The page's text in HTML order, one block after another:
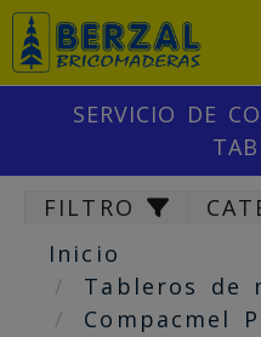
SERVICIO DE
FILTRO
Inicio
Tableros de
Compacmel